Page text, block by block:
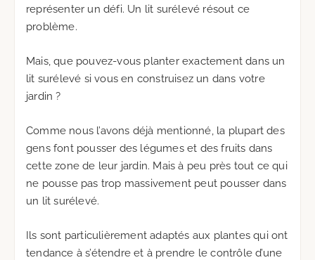
représenter un défi. Un lit surélevé résout ce
problème.
Mais, que pouvez-vous planter exactement dans un
lit surélevé si vous en construisez un dans votre
jardin ?
Comme nous l’avons déjà mentionné, la plupart des
gens font pousser des légumes et des fruits dans
cette zone de leur jardin. Mais à peu près tout ce qui
ne pousse pas trop massivement peut pousser dans
un lit surélevé.
Ils sont particulièrement adaptés aux plantes qui ont
tendance à s’étendre et à prendre le contrôle d’une